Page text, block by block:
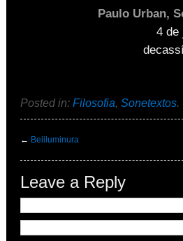
Paulo Urban,
4 de
Posted in: Filosofia, Sonetextos.
← Beliluminura
Leave a Reply